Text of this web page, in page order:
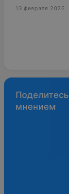
13 февраля 2026
Поделитесь
мнением